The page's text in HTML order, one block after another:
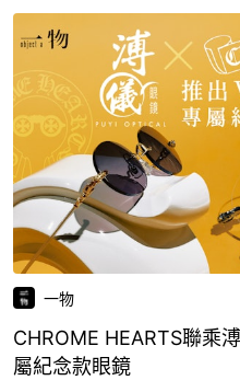
一物
CHROME HEARTS聯乘
屬紀念款眼鏡